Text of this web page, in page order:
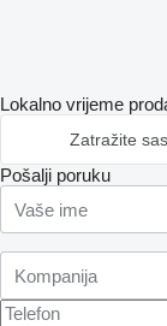
Lokalno vrijeme
Zatražite
Pošalji poruku